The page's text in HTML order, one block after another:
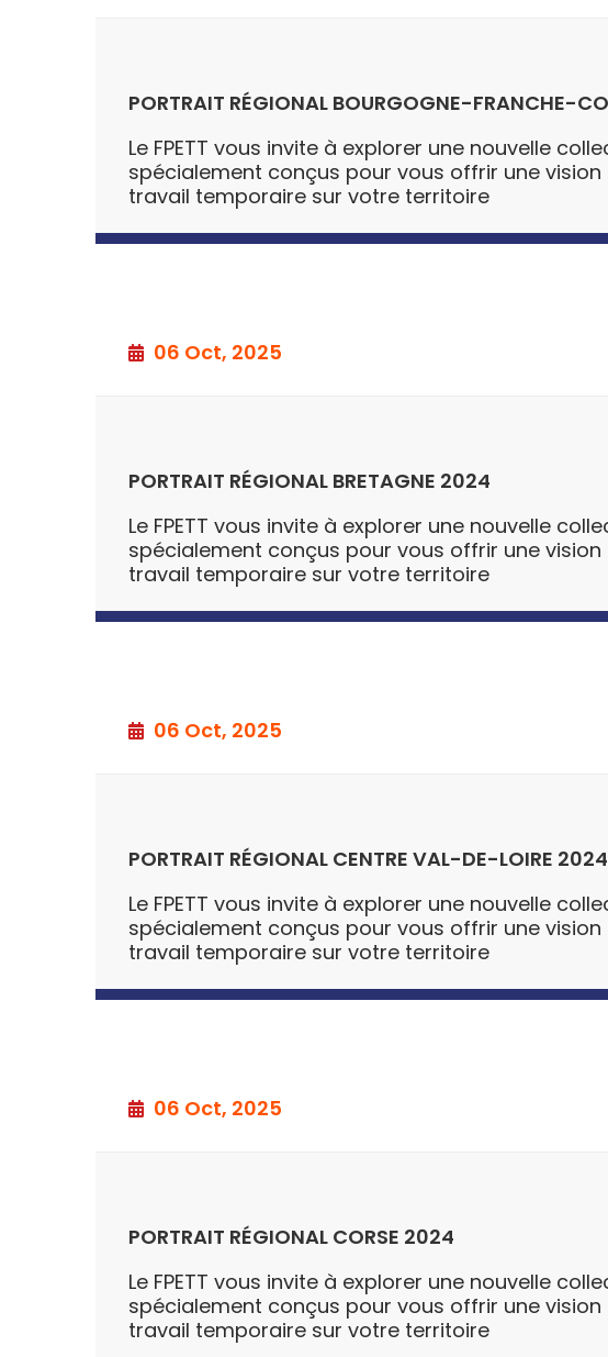
PORTRAIT RÉGIONAL BOURGOGNE-FRANCHE-
Le FPETT vous invite à explorer une nouvelle
spécialement conçus pour vous offrir une
travail temporaire sur votre territoire
06 Oct, 2025
PORTRAIT RÉGIONAL BRETAGNE 2024
Le FPETT vous invite à explorer une nouvelle
spécialement conçus pour vous offrir une
travail temporaire sur votre territoire
06 Oct, 2025
PORTRAIT RÉGIONAL CENTRE VAL-DE-LOIRE 2024
Le FPETT vous invite à explorer une nouvelle
spécialement conçus pour vous offrir une
travail temporaire sur votre territoire
06 Oct, 2025
PORTRAIT RÉGIONAL CORSE 2024
Le FPETT vous invite à explorer une nouvelle
spécialement conçus pour vous offrir une
travail temporaire sur votre territoire